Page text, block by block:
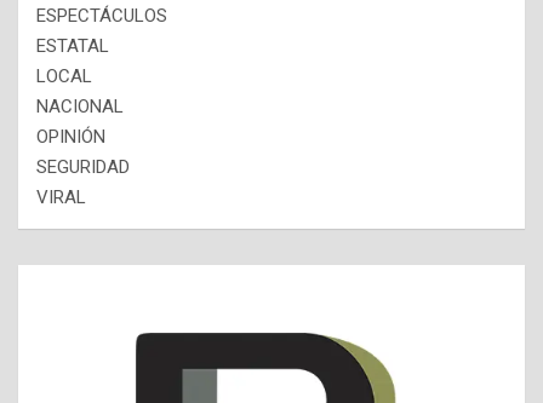
ESPECTÁCULOS
ESTATAL
LOCAL
NACIONAL
OPINIÓN
SEGURIDAD
VIRAL